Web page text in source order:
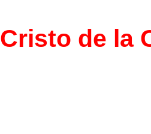
Cristo de la